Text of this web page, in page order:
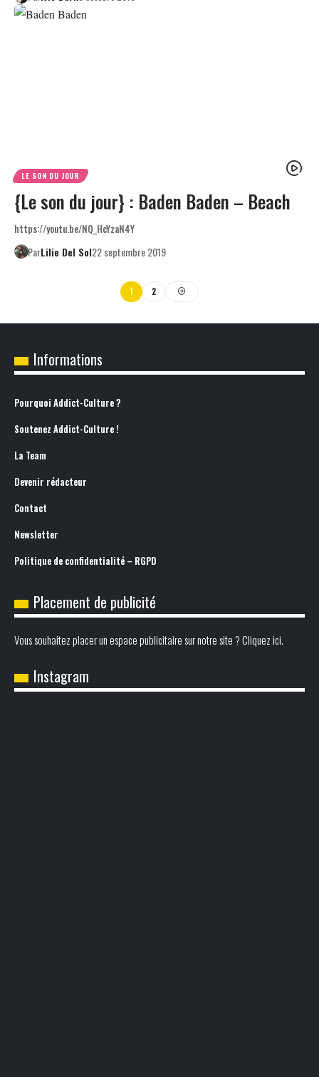
LE SON DU JOUR
{Le son du jour} : Baden Baden – Beach
https://youtu.be/NQ_HcYzaN4Y
ParLilie Del Sol22 septembre 2019
1 2
Informations
Pourquoi Addict-Culture ?
Soutenez Addict-Culture !
La Team
Devenir rédacteur
Contact
Newsletter
Politique de confidentialité – RGPD
Placement de publicité
Vous souhaitez placer un espace publicitaire sur notre site ? Cliquez ici.
Instagram